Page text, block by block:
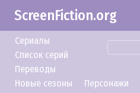
ScreenFiction.org
Сериалы
Список серий
Переводы
Новые сезоны
Персонажи